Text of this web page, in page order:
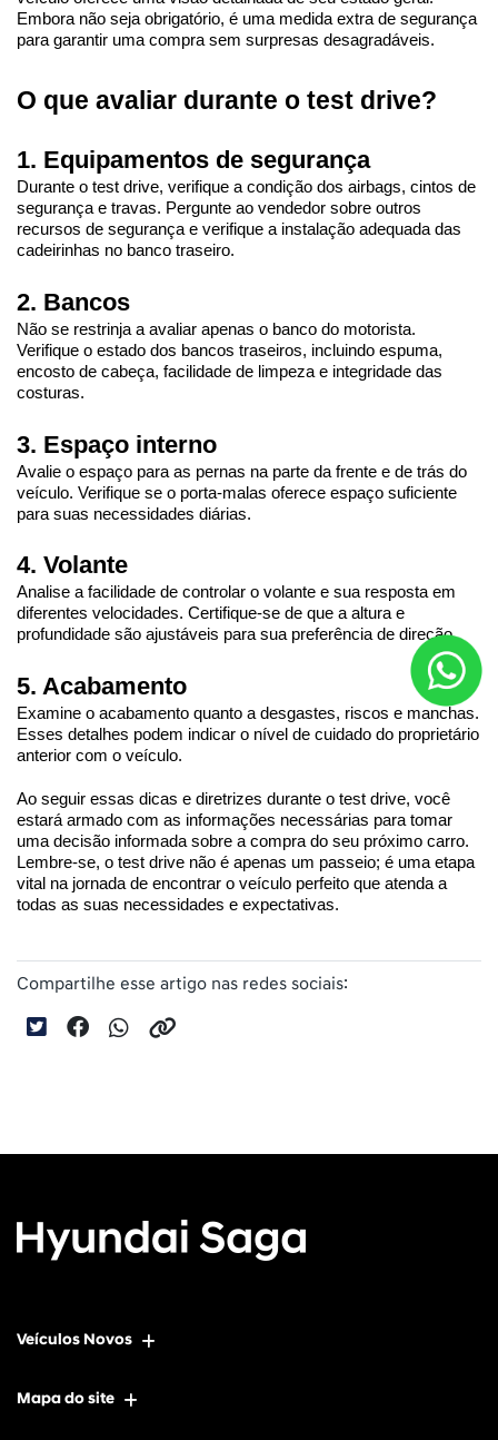
Embora não seja obrigatório, é uma medida extra de segurança
para garantir uma compra sem surpresas desagradáveis.
O que avaliar durante o test drive?
1. Equipamentos de segurança
Durante o test drive, verifique a condição dos airbags, cintos de
segurança e travas. Pergunte ao vendedor sobre outros
recursos de segurança e verifique a instalação adequada das
cadeirinhas no banco traseiro.
2. Bancos
Não se restrinja a avaliar apenas o banco do motorista.
Verifique o estado dos bancos traseiros, incluindo espuma,
encosto de cabeça, facilidade de limpeza e integridade das
costuras.
3. Espaço interno
Avalie o espaço para as pernas na parte da frente e de trás do
veículo. Verifique se o porta-malas oferece espaço suficiente
para suas necessidades diárias.
4. Volante
Analise a facilidade de controlar o volante e sua resposta em
diferentes velocidades. Certifique-se de que a altura e
profundidade são ajustáveis para sua preferência de direção.
5. Acabamento
Examine o acabamento quanto a desgastes, riscos e manchas.
Esses detalhes podem indicar o nível de cuidado do proprietário
anterior com o veículo.
Ao seguir essas dicas e diretrizes durante o test drive, você
estará armado com as informações necessárias para tomar
uma decisão informada sobre a compra do seu próximo carro.
Lembre-se, o test drive não é apenas um passeio; é uma etapa
vital na jornada de encontrar o veículo perfeito que atenda a
todas as suas necessidades e expectativas.
Compartilhe esse artigo nas redes sociais:
Veículos Novos
Mapa do site